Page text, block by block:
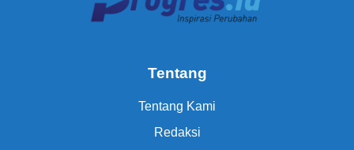
Tentang
Tentang Kami
Redaksi